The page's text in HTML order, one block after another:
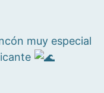
muy especial